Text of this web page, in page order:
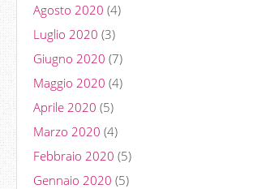
Agosto 2020 (4)
Luglio 2020 (3)
Giugno 2020 (7)
Maggio 2020 (4)
Aprile 2020 (5)
Marzo 2020 (4)
Febbraio 2020 (5)
Gennaio 2020 (5)